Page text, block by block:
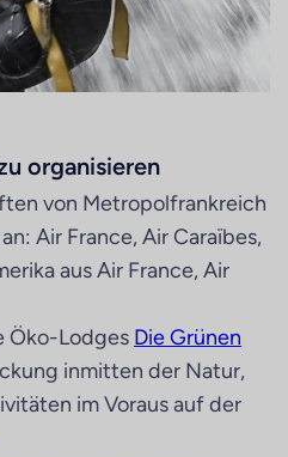
organisieren
von Metropolfrankreich
Air France, Air Caraïbes,
aus Air France, Air
Öko-Lodges Die Grünen
inmitten der Natur,
im Voraus auf der